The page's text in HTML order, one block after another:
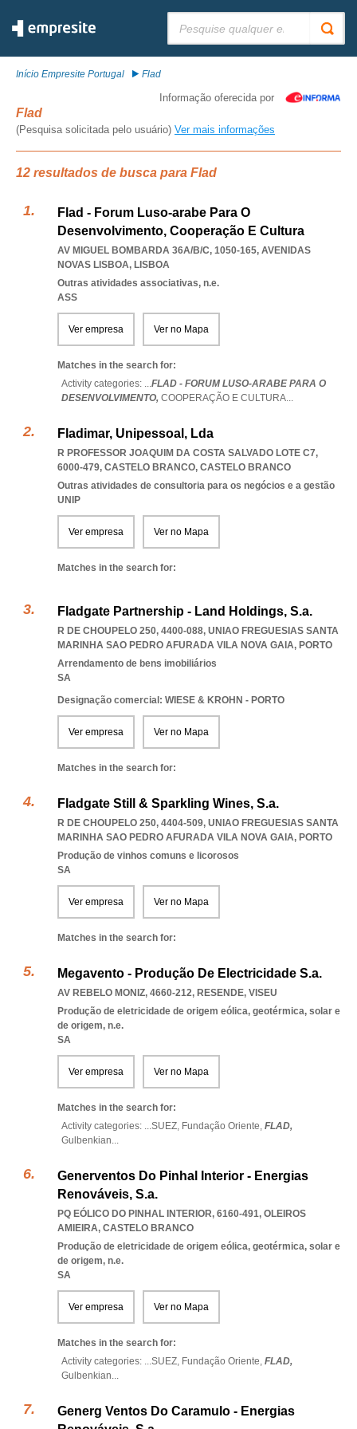
Início Empresite Portugal Flad
Informação oferecida por
Flad
(Pesquisa solicitada pelo usuário) Ver mais informações
12 resultados de busca para Flad
Flad - Forum Luso-arabe Para O
Desenvolvimento, Cooperação E Cultura
AV MIGUEL BOMBARDA 36A/B/C, 1050-165, AVENIDAS
NOVAS LISBOA, LISBOA
Outras atividades associativas, n.e.
ASS
Ver empresa Ver no Mapa
Matches in the search for:
Activity categories: ...FLAD - FORUM LUSO-ARABE PARA O
DESENVOLVIMENTO, COOPERAÇÃO E CULTURA...
Fladimar, Unipessoal, Lda
R PROFESSOR JOAQUIM DA COSTA SALVADO LOTE C7,
6000-479, CASTELO BRANCO, CASTELO BRANCO
Outras atividades de consultoria para os negócios e a gestão
UNIP
Ver empresa Ver no Mapa
Matches in the search for:
Fladgate Partnership - Land Holdings, S.a.
R DE CHOUPELO 250, 4400-088, UNIAO FREGUESIAS SANTA
MARINHA SAO PEDRO AFURADA VILA NOVA GAIA, PORTO
Arrendamento de bens imobiliários
SA
Designação comercial: WIESE & KROHN - PORTO
Ver empresa Ver no Mapa
Matches in the search for:
Fladgate Still & Sparkling Wines, S.a.
R DE CHOUPELO 250, 4404-509, UNIAO FREGUESIAS SANTA
MARINHA SAO PEDRO AFURADA VILA NOVA GAIA, PORTO
Produção de vinhos comuns e licorosos
SA
Ver empresa Ver no Mapa
Matches in the search for:
Megavento - Produção De Electricidade S.a.
AV REBELO MONIZ, 4660-212, RESENDE, VISEU
Produção de eletricidade de origem eólica, geotérmica, solar e
de origem, n.e.
SA
Ver empresa Ver no Mapa
Matches in the search for:
Activity categories: ...SUEZ, Fundação Oriente, FLAD,
Gulbenkian...
Generventos Do Pinhal Interior - Energias
Renováveis, S.a.
PQ EÓLICO DO PINHAL INTERIOR, 6160-491, OLEIROS
AMIEIRA, CASTELO BRANCO
Produção de eletricidade de origem eólica, geotérmica, solar e
de origem, n.e.
SA
Ver empresa Ver no Mapa
Matches in the search for:
Activity categories: ...SUEZ, Fundação Oriente, FLAD,
Gulbenkian...
Generg Ventos Do Caramulo - Energias